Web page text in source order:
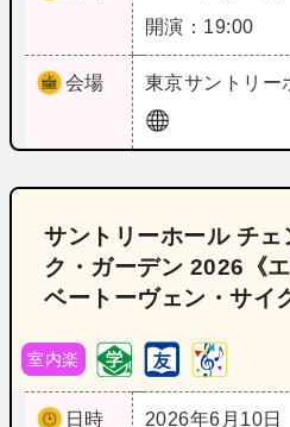
開演：19:00
会場 東京サントリー
サントリーホール チェ
ク・ガーデン 2026《
ベートーヴェン・サイ
室内楽
日時
2026年6月10日